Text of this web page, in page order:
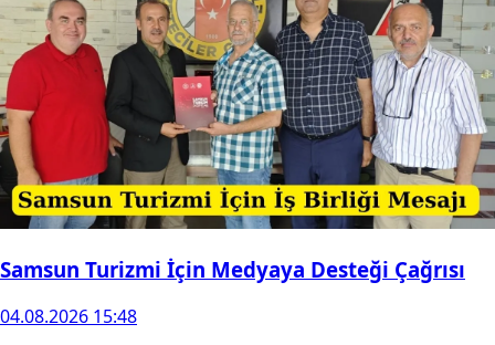
Samsun Turizmi İçin Medyaya Desteği Çağrısı
04.08.2026 15:48